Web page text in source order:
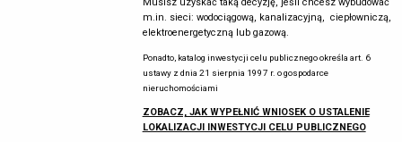
decyzja jest zgodna z przepisami odrębnymi
zamierzenie budowlane nie znajdzie się
w stosunku do którego decyzją o ustaleniu
lokalizacji strategicznej inwestycji w zakresie
sieci przesyłowej ustanowiony został zakaz
wznoszenia i utrzymywania obiektów
budowlanych przeznaczonych na pobyt ludzi
strefy kontrolowanej wyznaczonej po obu stronach
m.in. sieci: wodociągową, kanalizacyjną, ciepłowniczą,
elektroenergetyczną lub gazową.
Ponadto, katalog inwestycji celu publicznego określa art. 6
ustawy z dnia 21 sierpnia 1997 r. o gospodarce
nieruchomościami
ZOBACZ, JAK WYPEŁNIĆ WNIOSEK O USTALENIE
LOKALIZACJI INWESTYCJI CELU PUBLICZNEGO